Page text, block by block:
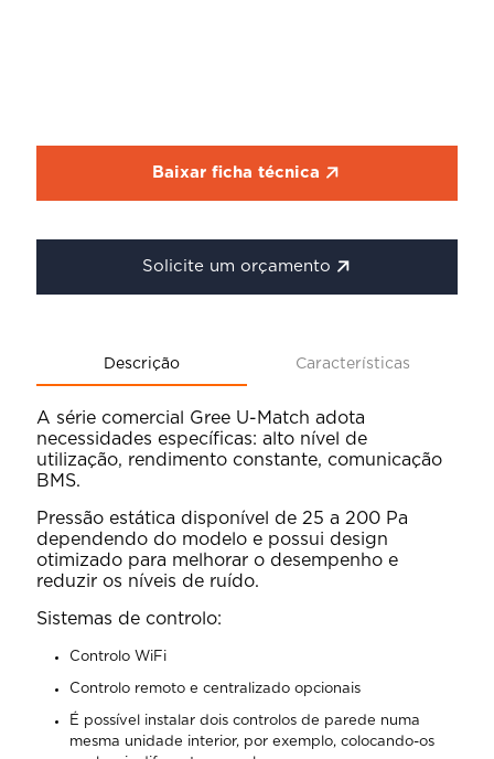
Baixar ficha técnica
Solicite um orçamento
Descrição Características
A série comercial Gree U-Match adota
necessidades específicas: alto nível de
utilização, rendimento constante, comunicação
BMS.
Pressão estática disponível de 25 a 200 Pa
dependendo do modelo e possui design
otimizado para melhorar o desempenho e
reduzir os níveis de ruído.
Sistemas de controlo:
Controlo WiFi
Controlo remoto e centralizado opcionais
É possível instalar dois controlos de parede numa
mesma unidade interior, por exemplo, colocando-os